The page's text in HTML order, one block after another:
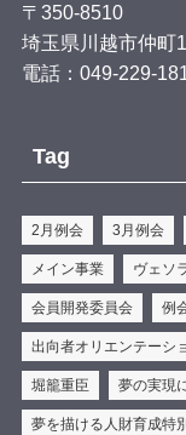
✔ 地域とのつな
✔ 自社の強みや価
View on Facebook · Share
時の鐘マン
2 weeks ago
.
皆さん、こんに
〒350-8510
埼玉県川越市仲町
電話：049-229-
Tag
2月例会 3月例会
メイン事業 ヴェソ
会員開発委員会 例
出向者オリエンテーシ
堀籠重臣 夢の実現
夢を描ける人財育成特